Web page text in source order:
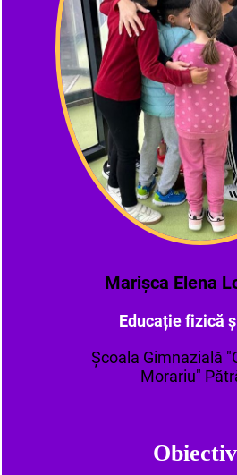
Marișca Elena
Educație fizică
Școala Gimnazială
Morariu"